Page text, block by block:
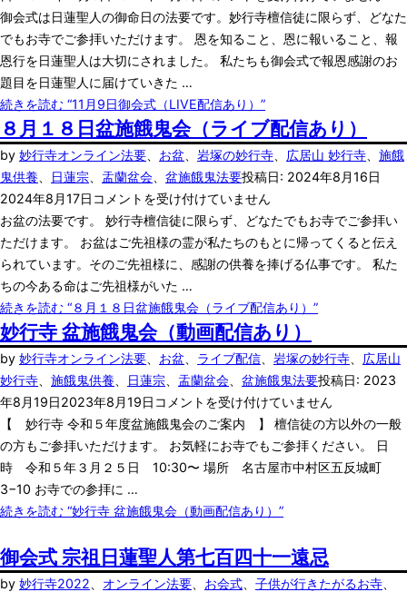
御会式は日蓮聖人の御命日の法要です。妙行寺檀信徒に限らず、どなた
でもお寺でご参拝いただけます。 恩を知ること、恩に報いること、報
恩行を日蓮聖人は大切にされました。 私たちも御会式で報恩感謝のお
題目を日蓮聖人に届けていきた …
続きを読む “11月9日御会式（LIVE配信あり）”
８月１８日盆施餓鬼会（ライブ配信あり）
by 妙行寺オンライン法要 お盆 岩塚の妙行寺 広居山 妙行寺
施餓
鬼供養
日蓮宗 盂蘭盆会 盆施餓鬼法要投稿日: 2024年8月16日
2024年8月17日 コメントを受け付けていません
お盆の法要です。 妙行寺檀信徒に限らず、どなたでもお寺でご参拝い
ただけます。 お盆はご先祖様の霊が私たちのもとに帰ってくると伝え
られています。そのご先祖様に、感謝の供養を捧げる仏事です。 私た
ちの今ある命はご先祖様がいた …
続きを読む “８月１８日盆施餓鬼会（ライブ配信あり）”
妙行寺 盆施餓鬼会（動画配信あり）
by 妙行寺オンライン法要 お盆 ライブ配信 岩塚の妙行寺
広居山
妙行寺
施餓鬼供養 日蓮宗 盂蘭盆会 盆施餓鬼法要投稿日: 2023
年8月19日2023年8月19日 コメントを受け付けていません
【 妙行寺 令和５年度盆施餓鬼会のご案内 】 檀信徒の方以外の一般
の方もご参拝いただけます。 お気軽にお寺でもご参拝ください。 日
時 令和５年３月２５日 10:30〜 場所 名古屋市中村区五反城町
3−10 お寺での参拝に …
続きを読む “妙行寺 盆施餓鬼会（動画配信あり）”
御会式 宗祖日蓮聖人第七百四十一遠忌
by 妙行寺2022 オンライン法要 お会式 子供が行きたがるお寺